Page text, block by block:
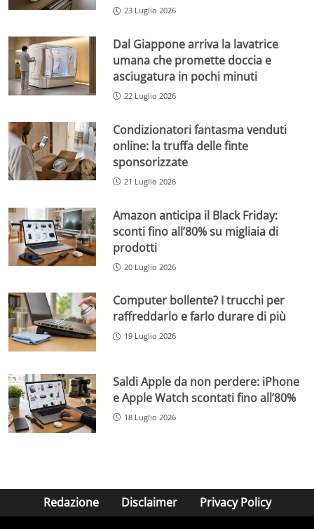
23 Luglio 2026
Dal Giappone arriva la lavatrice
umana che promette doccia e
asciugatura in pochi minuti
22 Luglio 2026
Condizionatori fantasma venduti
online: la truffa delle finte
sponsorizzate
21 Luglio 2026
Amazon anticipa il Black Friday:
sconti fino all’80% su migliaia di
prodotti
20 Luglio 2026
Computer bollente? I trucchi per
raffreddarlo e farlo durare di più
19 Luglio 2026
Saldi Apple da non perdere: iPhone
e Apple Watch scontati fino all’80%
18 Luglio 2026
Redazione Disclaimer Privacy Policy